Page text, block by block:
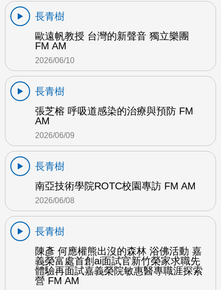
長青樹
歐遠帆教授 台灣的新聲音 獨立樂團
FM AM
2026/06/10
長青樹
張芝榕 呼吸道感染的治療與預防 FM
AM
2026/06/09
長青樹
南亞技術學院ROTC校園專訪 FM AM
2026/06/08
長青樹
陳彥 何應權熊出沒的森林 浴佛活動 嘉
義榮富處首創ai面試官新竹榮家求職先
體驗再面試嘉義榮院敏惠醫專職涯探索
營 FM AM